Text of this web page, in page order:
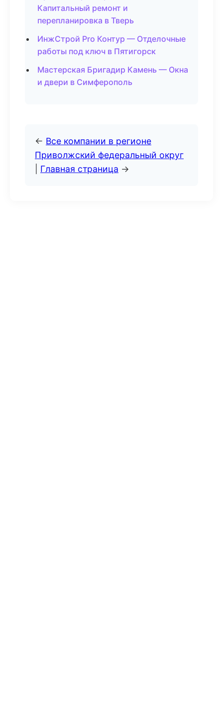
Капитальный ремонт и
перепланировка в Тверь
ИнжСтрой Pro Контур — Отделочные
работы под ключ в Пятигорск
Мастерская Бригадир Камень — Окна
и двери в Симферополь
← Все компании в регионе
Приволжский федеральный округ
Главная страница →